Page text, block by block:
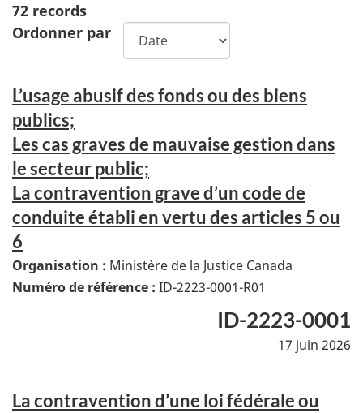
72 records
Ordonner par
L’usage abusif des fonds ou des biens
publics;
Les cas graves de mauvaise gestion dans
le secteur public;
La contravention grave d’un code de
conduite établi en vertu des articles 5 ou
6
Organisation : Ministère de la Justice Canada
Numéro de référence : ID-2223-0001-R01
ID-2223-0001
17 juin 2026
La contravention d’une loi fédérale ou